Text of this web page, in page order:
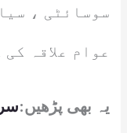
سوسائٹی ،
عوام علاقہ
یہ بھی پڑھیں: